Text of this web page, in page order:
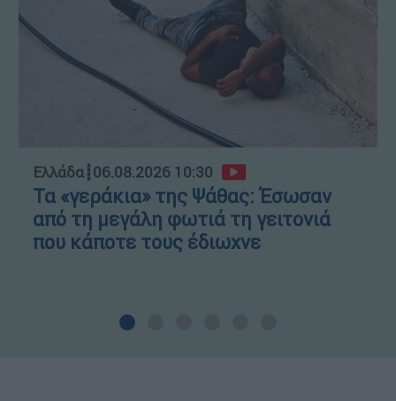
Ελλάδα┋06.08.2026 10:30
Τα «γεράκια» της Ψάθας: Έσωσαν
από τη μεγάλη φωτιά τη γειτονιά
που κάποτε τους έδιωχνε